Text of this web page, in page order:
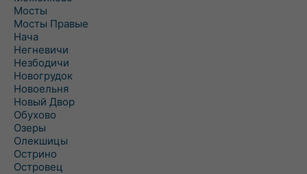
Мосты
Мосты Правые
Нача
Негневичи
Незбодичи
Новогрудок
Новоельня
Новый Двор
Обухово
Озеры
Олекшицы
Острино
Островец